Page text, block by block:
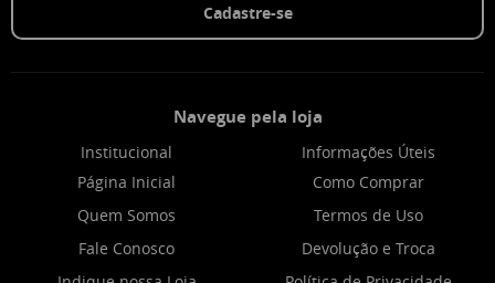
Cadastre-se
Navegue pela loja
Institucional
Página Inicial
Quem Somos
Fale Conosco
Informações Úteis
Como Comprar
Termos de Uso
Devolução e Troca